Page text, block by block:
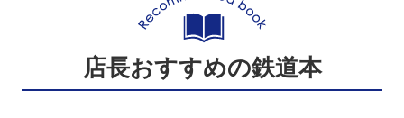
店長おすすめの鉄道本